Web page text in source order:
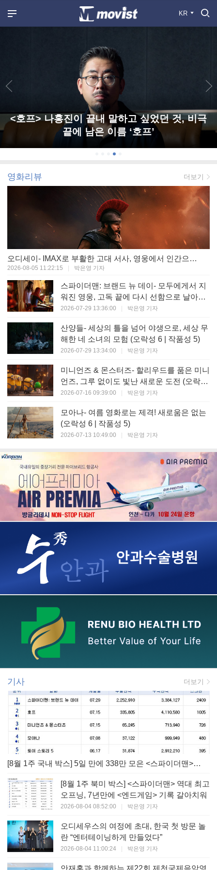
KR
<호프> 나홍진이 끝내 말하고 싶었던 것, 비극
끝에 남은 이름 ‘호프’
영화리뷰 더보기
오디세이- IMAX로 부활한 고대 서사, 영웅에서 인간으로의 귀환 (오락성 9 | 작품성 9)
2026-08-05 11:22:15 박은영 기자
스파이더맨: 브랜드 뉴 데이- 모두에게서 지
워진 영웅, 고독 끝에 다시 선함으로 날아오
르다 (오락성 8 | 작품성 8)
2026-07-29 13:36:00 박은영 기자
산양들- 세상의 틀을 넘어 야생으로, 세상 무
해한 네 소녀의 모험 (오락성 6 | 작품성 5)
2026-07-29 13:34:00 박은영 기자
미니언즈 & 몬스터즈- 할리우드를 품은 미니
언즈, 그루 없이도 빛난 새로운 도전 (오락성
7 | 작품성 6)
2026-07-16 09:39:00 박은영 기자
모아나- 여름 영화로는 제격! 새로움은 없는
(오락성 6 | 작품성 5)
2026-07-13 10:49:00 박은영 기자
기사 더보기
[8월 1주 국내 박스] 5일 만에 338만 모은 <스파이더맨> 극장가 235% 대반등, <호프>는 400만 돌파
[8월 1주 북미 박스] <스파이더맨> 역대 최고
오프닝, 7년만에 <엔드게임> 기록 갈아치워
2026-08-04 08:52:00 | 박은영 기자
오디세우스의 여정에 초대, 한국 첫 방문 놀
란 “엔터테이닝하게 만들었다”
2026-08-04 11:00:24 | 박은영 기자
안재홍과 함께하는 제22회 제천국제음악영